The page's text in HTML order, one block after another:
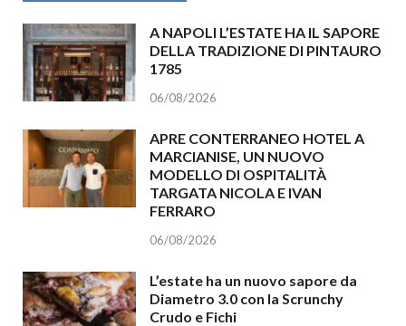
A NAPOLI L’ESTATE HA IL SAPORE
DELLA TRADIZIONE DI PINTAURO
1785
06/08/2026
APRE CONTERRANEO HOTEL A
MARCIANISE, UN NUOVO
MODELLO DI OSPITALITÀ
TARGATA NICOLA E IVAN
FERRARO
06/08/2026
L’estate ha un nuovo sapore da
Diametro 3.0 con la Scrunchy
Crudo e Fichi